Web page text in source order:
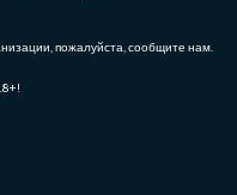
пожалуйста, сообщите нам.